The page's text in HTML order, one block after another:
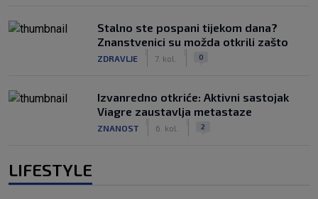
Stalno ste pospani tijekom dana?
Znanstvenici su možda otkrili zašto
ZDRAVLJE 7. kol. 0
Izvanredno otkriće: Aktivni sastojak
Viagre zaustavlja metastaze
ZNANOST 6. kol. 2
LIFESTYLE